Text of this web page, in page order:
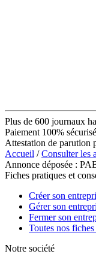
Plus de 600 journaux
Paiement 100% sécurisé
Attestation de parution
Accueil /Consulter les
Annonce déposée :
Fiches pratiques et
Créer son
Gérer son
Fermer son
Toutes nos
Notre société